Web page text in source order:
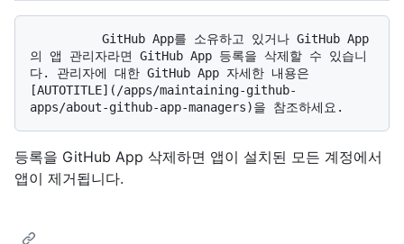
의 앱 관리자라면 GitHub App 등록을 삭제할 수 있습니
다. 관리자에 대한 GitHub App 자세한 내용은
[AUTOTITLE](/apps/maintaining-github-
등록을 GitHub App 삭제하면 앱이 설치된 모든 계정에서
앱이 제거됩니다.